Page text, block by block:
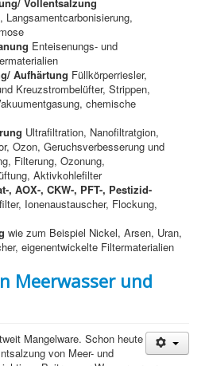
Vollentsalzung
Langsamentcarbonisierung,
Enteisenungs- und
Aufhärtung Füllkörperriesler,
Kreuzstrombelüfter, Strippen,
chemische
Ultrafiltration, Nanofiltratgion,
Ozon, Geruchsverbesserung und
Filterung, Ozonung,
Aktivkohlefilter
, AOX-, CKW-, PFT-, Pestizid-
Ionenaustauscher, Flockung,
wie zum Beispiel Nickel, Arsen, Uran,
eigenentwickelte Filtermaterialien
Meerwasser und
Mangelware. Schon heute
von Meer- und